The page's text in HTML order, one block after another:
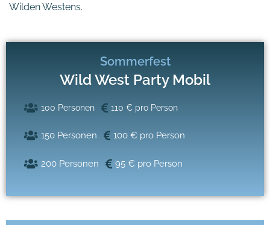
Wilden Westens.
Sommerfest
Wild West Party Mobil
100 Personen 110 € pro Person
150 Personen 100 € pro Person
200 Personen 95 € pro Person